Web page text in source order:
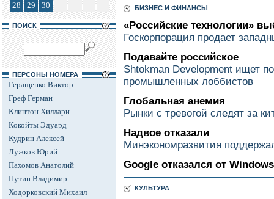
28
29 30
ПОИСК
ПЕРСОНЫ НОМЕРА
Геращенко Виктор
Греф Герман
Клинтон Хиллари
Кокойты Эдуард
Кудрин Алексей
Лужков Юрий
Пахомов Анатолий
Путин Владимир
Ходорковский Михаил
БИЗНЕС И ФИНАНСЫ
«Российские технологии»
Госкорпорация продает
Подавайте российское
Shtokman Development ищет
промышленных лоббистов
Глобальная анемия
Рынки с тревогой следят за
Надвое отказали
Минэкономразвития
Google отказался от Windows
КУЛЬТУРА